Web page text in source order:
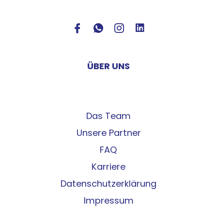
ÜBER UNS
Das Team
Unsere Partner
FAQ
Karriere
Datenschutzerklärung
Impressum